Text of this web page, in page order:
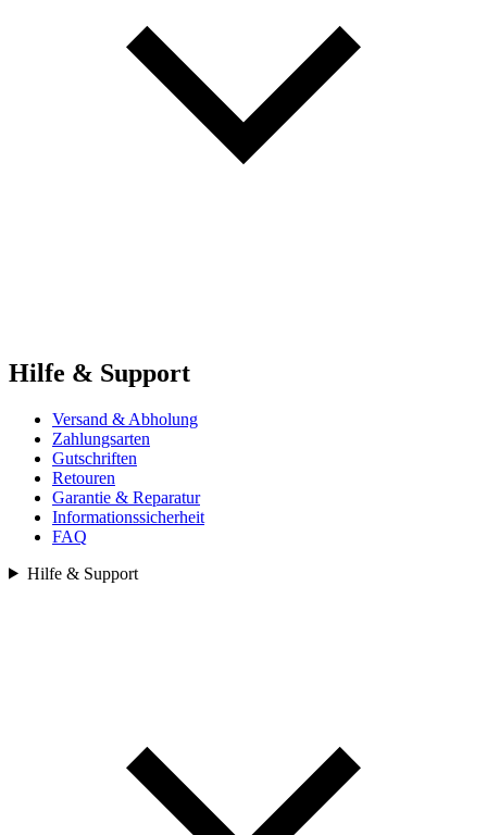
Hilfe & Support
Versand & Abholung
Zahlungsarten
Gutschriften
Retouren
Garantie & Reparatur
Informationssicherheit
FAQ
Hilfe & Support